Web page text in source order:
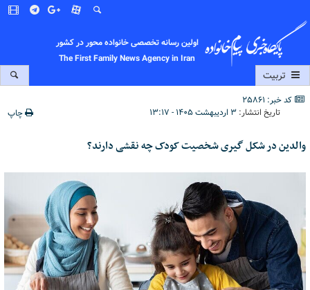
اولین رسانه تخصصی خانواده محور در کشور
The First Family News Agency in Iran
تربیت
کد خبر: 25861
تاریخ انتشار: ۳ اردیبهشت ۱۴۰۵ - ۱۳:۱۷ چاپ
والدین در شکل گیری شخصیت کودک چه نقشی دارند؟